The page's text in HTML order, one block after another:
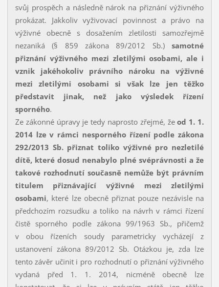
svůj prospěch a následně nárok na přiznání výživného
prokázat. Jakkoliv vyživovací povinnost a právo na
výživné obecně s dosažením zletilosti samozřejmě
nezaniká (§ 859 zákona 89/2012 Sb.)samotné
přiznání výživného mezi zletilými osobami, ale i
vznik jakéhokoliv právního nároku na výživné
mezi zletilými osobami si však lze jen těžko
představit jinak, než jako výsledek řízení
sporného.
Ze zákonné úpravy je tedy naprosto zřejmé, žeod 1. 1.
2014 lze v rámci nesporného řízení podle zákona
292/2013 Sb. přiznat toliko výživné pro nezletilé
dítě, které dosud nenabylo plné svéprávnosti a že
takové rozhodnutí současně nemůže být právním
titulem přiznávající výživné mezi zletilými
osobami, které lze obecně přiznat pouze nezávisle na
předchozím rozsudku a toliko na návrh v rámci řízení
čistě sporného podle zákona 99/1963 Sb., přičemž
v obou řízeních soudy parametricky vycházejí z
ustanovení zákona 89/2012 Sb. Otázkou je, zda lze
tento závěr učinit i pro rozhodnutí o přiznání výživného
vydaná před 1. 1. 2014, nicméně obecně lze